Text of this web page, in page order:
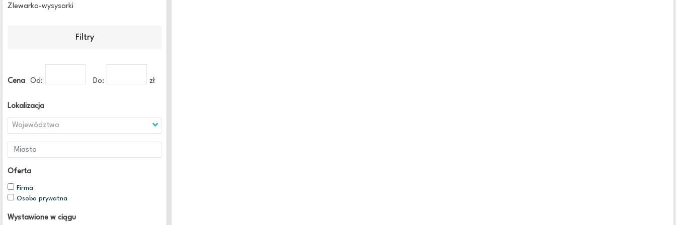
Zlewarko-wysysarki
Filtry
Cena Od: Do: zł
Lokalizacja
Województwo
Oferta
Firma
Osoba prywatna
Wystawione w ciągu